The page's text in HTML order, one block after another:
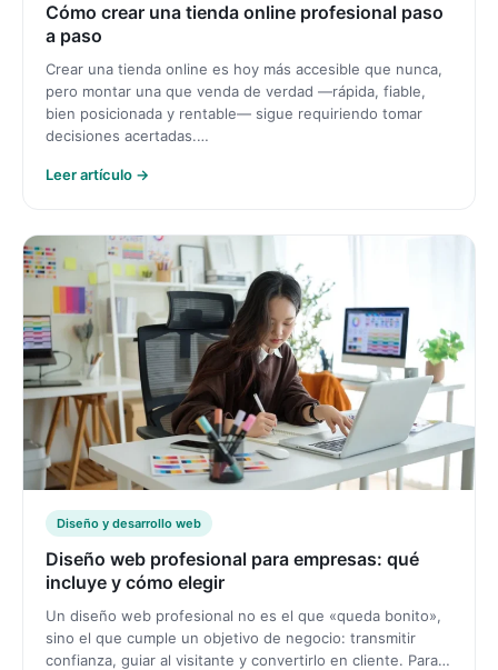
Cómo crear una tienda online profesional paso
a paso
Crear una tienda online es hoy más accesible que nunca,
pero montar una que venda de verdad —rápida, fiable,
bien posicionada y rentable— sigue requiriendo tomar
decisiones acertadas.…
Leer artículo →
Diseño y desarrollo web
Diseño web profesional para empresas: qué
incluye y cómo elegir
Un diseño web profesional no es el que «queda bonito»,
sino el que cumple un objetivo de negocio: transmitir
confianza, guiar al visitante y convertirlo en cliente. Para…